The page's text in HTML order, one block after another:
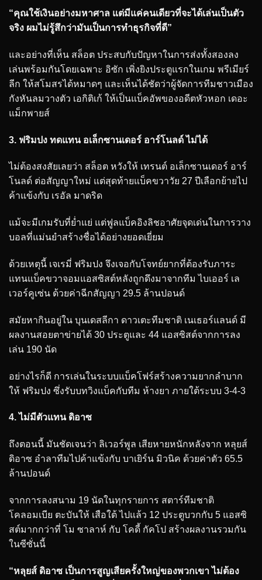
“คุณใช้เงินอย่างมหาศาล แต่มีแค่คนเดียวที่จะได้เล่นเป็นตัว
จริง ผมไม่รู้สึกว่ามันเป็นการทำธุรกิจที่ดี”
และอย่างที่เห็น สล็อต ประสบกับปัญหาในการส่งทั้งสองลง
เล่นพร้อมกันโดยเฉพาะ อิซัก เพิ่งยิงประตูแรกในเกม พรีเมียร์
ลีก ให้สโมสรได้หมาดๆ และเห็นได้ชัดว่าผู้จัดการทีมชาวเมือง
กังหันลมวางตัว เอกิติเก้ ให้เป็นแบ็คอัพของอดีตหัวหอก เดอะ
แม็กพายส์
3. ฟริมปง ทดแทน อเล็กซานเดอร์ อาร์โนลด์ ไม่ได้
ไม่ต้องสงสัยเลยว่า สล็อต หวังให้ เทรนต์ อเล็กซานเดอร์ อาร์
โนลด์ ต่อสัญญาใหม่ แต่สุดท้ายแบ็คขวาวัย 27 ปีเลือกย้ายไป
ค้าแข้งกับ เรอัล มาดริด
แม้จะมีเกมรับที่ย่ำแย่ แต่ฟูลแบ็คอิงลิชอาศัยจุดเด่นในการวาง
บอลที่แม่นยำสร้างชื่อได้อย่างยอดเยี่ยม
ด้วยเหตุนี้ เจเรมี่ ฟริมปง จึงเจอกับโจทย์ยากที่ต้องรับภาระ
แทนแบ็คขวาจอมแอสซิสต์หลังถูกดึงมาจากทีม ไบเออร์ เล
เวอร์คูเซ่น ด้วยค่าฉีกสัญญา 29.5 ล้านปอนด์
สมัยหากินอยู่ใน บุนเดสลีกา ดาวเตะทีมชาติ เนเธอร์แลนด์ มี
ผลงานสอยตาข่ายได้ 30 ประตูและ 44 แอสซิสต์จากการลง
เล่น 190 นัด
อย่างไรก็ดี การเล่นในระบบแบ็คโฟร์สร้างความยากลำบาก
ให้ ฟริมปง ซึ่งรับบทวิงแบ็คกับทีม ห้างยา ภายใต้ระบบ 3-4-3
4. ไม่มีตัวแทน ดิอาซ
ถึงตอนนี้ มันชัดเจนว่า ลิเวอร์พูล เสียหายหนักหลังจาก หลุยส์
ดิอาซ อำลาทีมไปค้าแข้งกับ บาเยิร์น มิวนิค ด้วยค่าตัว 65.5
ล้านปอนด์
จากการลงสนาม 19 นัดในทุกรายการ สตาร์ทีมชาติ
โคลอมเบีย ตะบันให้ เสือใต้ ไปแล้ว 12 ประตูบวกกับ 5 แอสซิ
สต์มากกว่าที่ โม ซาลาห์ กับ โคดี้ กัคโป สร้างผลงานรวมกัน
ในซีซั่นนี้
“หลุยส์ ดิอาซ เป็นการสูญเสียครั้งใหญ่ของพวกเขา ไม่ต้อง